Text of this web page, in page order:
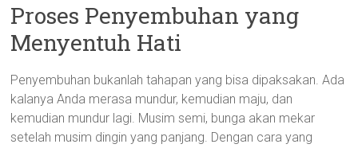
Proses Penyembuhan yang
Menyentuh Hati
Penyembuhan bukanlah tahapan yang bisa dipaksakan. Ada
kalanya Anda merasa mundur, kemudian maju, dan
kemudian mundur lagi. Musim semi, bunga akan mekar
setelah musim dingin yang panjang. Dengan cara yang